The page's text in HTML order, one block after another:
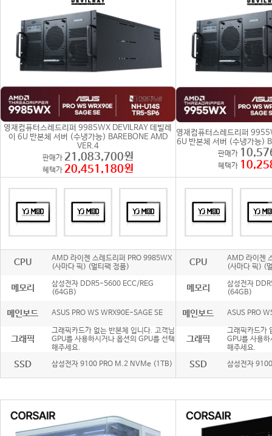
영재컴퓨터스레드리퍼 9985WX DEVILRAY 데빌레
이 6U 반본체 서버 (수냉가능) BAREBONE AMD
VER.4
판매가 21,083,700원
혜택가 20,451,180원
CPU
AMD 라이젠 스레드리퍼 PRO 9985WX
(사마다 픽) (멀티팩 정품)
메모리
삼성전자 DDR5-5600 ECC/REG
(64GB)
메인보드 ASUS PRO WS WRX90E-SAGE SE
그래픽
그래픽카드가 없는 반본체 입니다. 고객님
GPU를 사용하시거나 옵션의 GPU를 선택
해주세요.
SSD 삼성전자 9100 PRO M.2 NVMe (1TB)
영재컴퓨터스레드리퍼
6U 반본체 서버 (수냉가능)
판매가
혜택가
CPU
AMD 라이젠
(사마다 픽) (
메모리
삼성전자
(64GB)
메인보드 ASUS PRO
그래픽
그래픽카드가
GPU를 사용
해주세요.
SSD 삼성전자